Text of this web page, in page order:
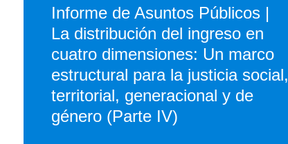
Informe de Asuntos Públicos |
La distribución del ingreso en
cuatro dimensiones: Un marco
estructural para la justicia social,
territorial, generacional y de
género (Parte IV)